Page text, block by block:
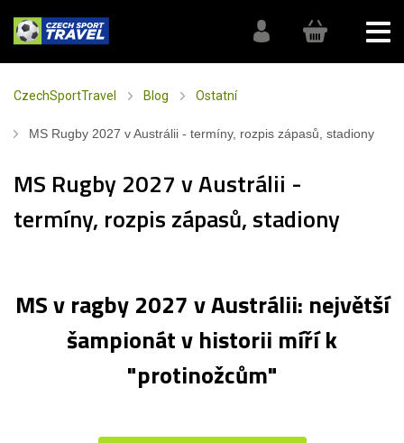
CzechSportTravel Blog Ostatní
MS Rugby 2027 v Austrálii - termíny, rozpis zápasů, stadiony
MS Rugby 2027 v Austrálii -
termíny, rozpis zápasů, stadiony
MS v ragby 2027 v Austrálii: největší
šampionát v historii míří k
"protinožcům"